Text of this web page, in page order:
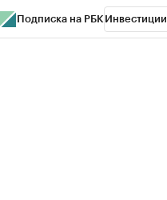
Подписка на РБК Инвестиции